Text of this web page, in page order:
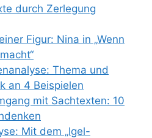
durch Zerlegung
Figur: Nina in „Wenn
Thema und
an 4 Beispielen
mit Sachtexten: 10
Mit dem „Igel-